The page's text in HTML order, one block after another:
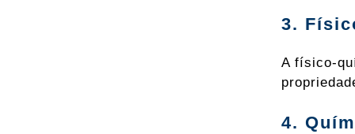
3.
A físico-
4.